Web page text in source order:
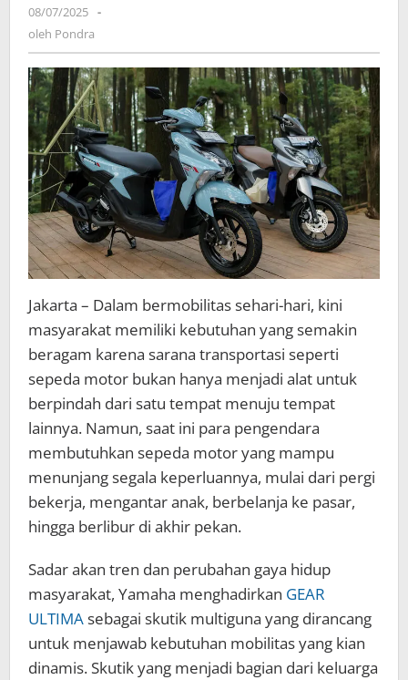
Gear
Ultima
08/07/2025 oleh
-
oleh Pondra
Jakarta – Dalam bermobilitas sehari-hari, kini
masyarakat memiliki kebutuhan yang semakin
beragam karena sarana transportasi seperti
sepeda motor bukan hanya menjadi alat untuk
berpindah dari satu tempat menuju tempat
lainnya. Namun, saat ini para pengendara
membutuhkan sepeda motor yang mampu
menunjang segala keperluannya, mulai dari pergi
bekerja, mengantar anak, berbelanja ke pasar,
hingga berlibur di akhir pekan.
Sadar akan tren dan perubahan gaya hidup
masyarakat, Yamaha menghadirkan GEAR
ULTIMAsebagai skutik multiguna yang dirancang
untuk menjawab kebutuhan mobilitas yang kian
dinamis. Skutik yang menjadi bagian dari keluarga